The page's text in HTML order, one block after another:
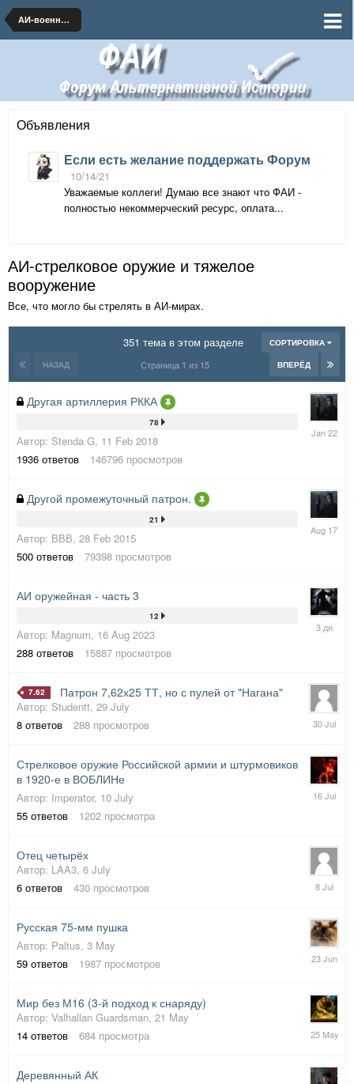
АИ-военная и иная техника
Объявления
Если есть желание поддержать Форум
10/14/21
Уважаемые коллеги! Думаю все знают что ФАИ -
полностью некоммерческий ресурс, оплата...
АИ-стрелковое оружие и тяжелое
вооружение
Все, что могло бы стрелять в АИ-мирах.
СОРТИРОВКА
351 тема в этом разделе
НАЗАД ВПЕРЁД
Страница 1 из 15
Другая артиллерия РККА
78
Автор: Stenda G, 11 Feb 2018
1936 ответов 146796 просмотров
29
Другой промежуточный патрон.
21
Автор: ВВВ, 28 Feb 2015
500 ответов 79398 просмотров
2
Aug
АИ оружейная - часть 3
12
Автор: Magnum, 16 Aug 2023
288 ответов 15887 просмотров
7.62 Патрон 7,62х25 ТТ, но с пулей от "Нагана"
Автор: Studentt, 29 July
8 ответов 288 просмотров
30
Стрелковое оружие Российской армии и штурмовиков
в 1920-е в ВОБЛИНе
Автор: Imperator, 10 July
55 ответов 1202 просмотра
16
Отец четырёх
Автор: LAA3, 6 July
6 ответов 430 просмотров
Русская 75-мм пушка
Автор: Paltus, 3 May
59 ответов 1987 просмотров
23
Мир без М16 (3-й подход к снаряду)
Автор: Valhallan Guardsman, 21 May
14 ответов 684 просмотра
25
Деревянный АК